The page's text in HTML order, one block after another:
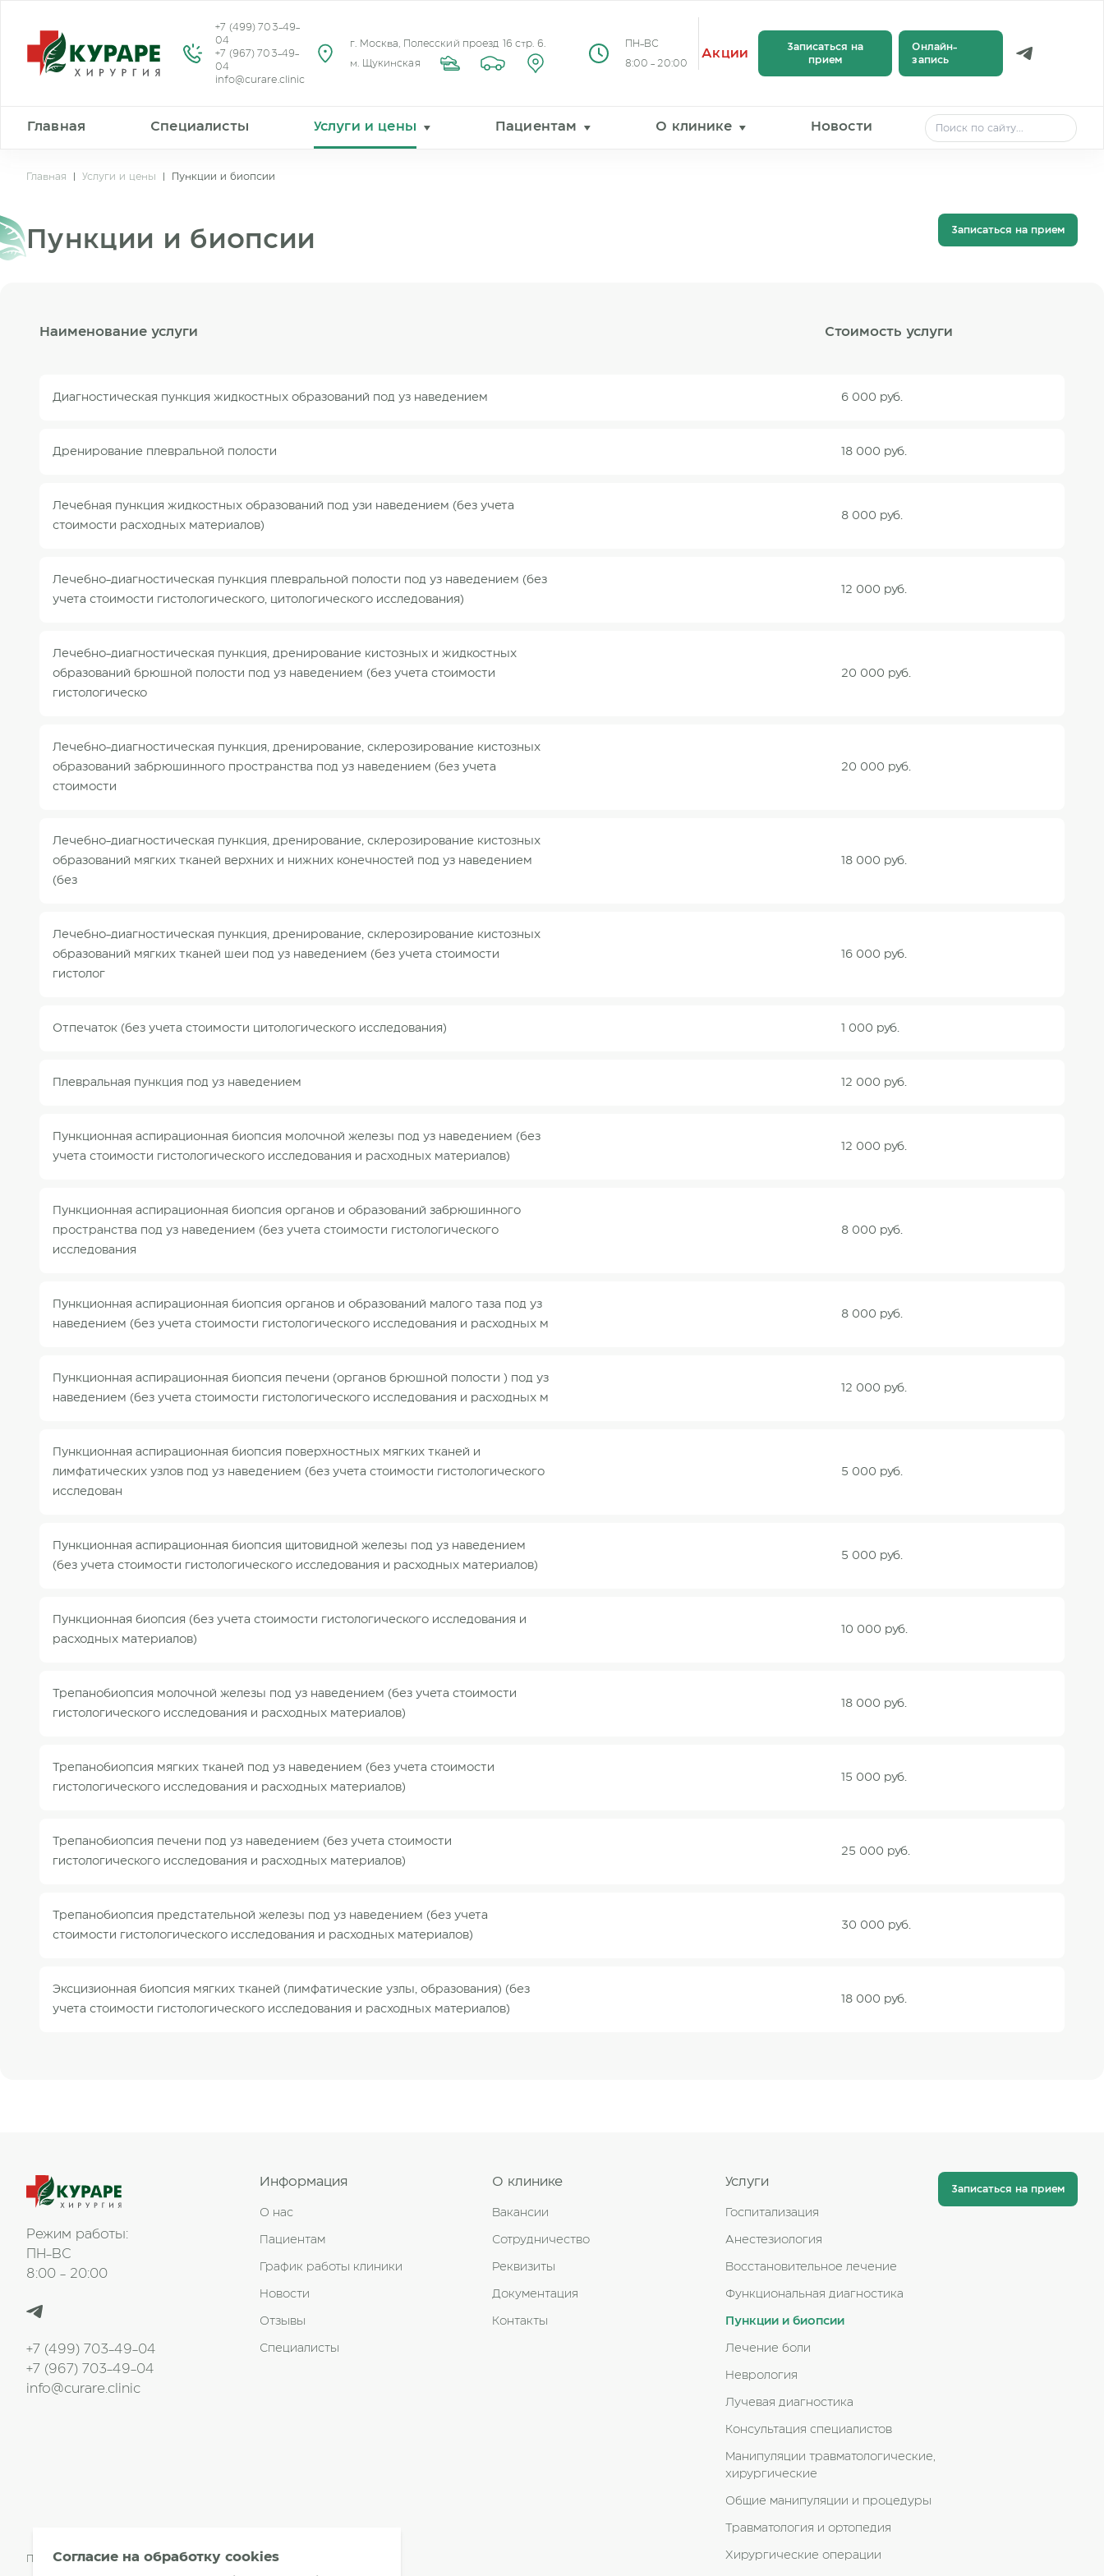
+7 (499) 703-49-
04
+7 (967) 703-49-
04
info@curare.clinic
г. Москва, Полесский проезд 16 стр. 6.
м. Щукинская
ПН-ВС
8:00 - 20:00
Акции
Записаться на
прием
Онлайн-
запись
Главная Специалисты Услуги и цены Пациентам О клинике Новости
Главная Услуги и цены Пункции и биопсии
Пункции и биопсии Записаться на прием
Наименование услуги Стоимость услуги
Диагностическая пункция жидкостных образований под уз наведением 6 000 руб.
Дренирование плевральной полости 18 000 руб.
Лечебная пункция жидкостных образований под узи наведением (без учета
стоимости расходных материалов)
8 000 руб.
Лечебно-диагностическая пункция плевральной полости под уз наведением (без
учета стоимости гистологического, цитологического исследования)
12 000 руб.
Лечебно-диагностическая пункция, дренирование кистозных и жидкостных
образований брюшной полости под уз наведением (без учета стоимости
гистологическо
20 000 руб.
Лечебно-диагностическая пункция, дренирование, склерозирование кистозных
образований забрюшинного пространства под уз наведением (без учета
стоимости
20 000 руб.
Лечебно-диагностическая пункция, дренирование, склерозирование кистозных
образований мягких тканей верхних и нижних конечностей под уз наведением
(без
18 000 руб.
Лечебно-диагностическая пункция, дренирование, склерозирование кистозных
образований мягких тканей шеи под уз наведением (без учета стоимости
гистолог
16 000 руб.
Отпечаток (без учета стоимости цитологического исследования) 1 000 руб.
Плевральная пункция под уз наведением 12 000 руб.
Пункционная аспирационная биопсия молочной железы под уз наведением (без
учета стоимости гистологического исследования и расходных материалов)
12 000 руб.
Пункционная аспирационная биопсия органов и образований забрюшинного
пространства под уз наведением (без учета стоимости гистологического
исследования
8 000 руб.
Пункционная аспирационная биопсия органов и образований малого таза под уз
наведением (без учета стоимости гистологического исследования и расходных м
8 000 руб.
Пункционная аспирационная биопсия печени (органов брюшной полости ) под уз
наведением (без учета стоимости гистологического исследования и расходных м
12 000 руб.
Пункционная аспирационная биопсия поверхностных мягких тканей и
лимфатических узлов под уз наведением (без учета стоимости гистологического
исследован
5 000 руб.
Пункционная аспирационная биопсия щитовидной железы под уз наведением
(без учета стоимости гистологического исследования и расходных материалов)
5 000 руб.
Пункционная биопсия (без учета стоимости гистологического исследования и
расходных материалов)
10 000 руб.
Трепанобиопсия молочной железы под уз наведением (без учета стоимости
гистологического исследования и расходных материалов)
18 000 руб.
Трепанобиопсия мягких тканей под уз наведением (без учета стоимости
гистологического исследования и расходных материалов)
15 000 руб.
Трепанобиопсия печени под уз наведением (без учета стоимости
гистологического исследования и расходных материалов)
25 000 руб.
Трепанобиопсия предстательной железы под уз наведением (без учета
стоимости гистологического исследования и расходных материалов)
30 000 руб.
Эксцизионная биопсия мягких тканей (лимфатические узлы, образования) (без
учета стоимости гистологического исследования и расходных материалов)
18 000 руб.
Режим работы:
ПН-ВС
8:00 - 20:00
+7 (499) 703-49-04
+7 (967) 703-49-04
info@curare.clinic
Принимаем к оплате:
Информация
О нас
Пациентам
График работы клиники
Новости
Отзывы
Специалисты
О клинике
Вакансии
Сотрудничество
Реквизиты
Документация
Контакты
Услуги
Госпитализация
Анестезиология
Восстановительное лечение
Функциональная диагностика
Пункции и биопсии
Лечение боли
Неврология
Лучевая диагностика
Консультация специалистов
Манипуляции травматологические,
хирургические
Общие манипуляции и процедуры
Травматология и ортопедия
Хирургические операции
Записаться на прием
Согласие на обработку cookies